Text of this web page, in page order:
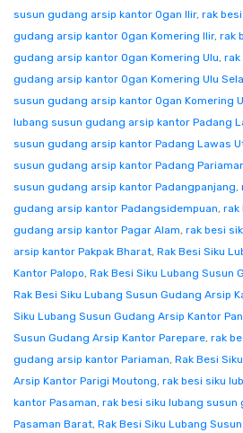
susun gudang arsip kantor Ogan Ilir, rak
gudang arsip kantor Ogan Komering Ilir, rak
gudang arsip kantor Ogan Komering Ulu, rak
gudang arsip kantor Ogan Komering Ulu
susun gudang arsip kantor Ogan Komering
lubang susun gudang arsip kantor Padang
susun gudang arsip kantor Padang Lawas
susun gudang arsip kantor Padang
susun gudang arsip kantor Padangpanjang,
gudang arsip kantor Padangsidempuan, rak
gudang arsip kantor Pagar Alam, rak besi
arsip kantor Pakpak Bharat, Rak Besi Siku
Kantor Palopo, Rak Besi Siku Lubang Susun
Rak Besi Siku Lubang Susun Gudang Arsip
Siku Lubang Susun Gudang Arsip Kantor
Susun Gudang Arsip Kantor Parepare, rak
gudang arsip kantor Pariaman, Rak Besi
Arsip Kantor Parigi Moutong, rak besi siku
kantor Pasaman, rak besi siku lubang
Pasaman Barat, Rak Besi Siku Lubang